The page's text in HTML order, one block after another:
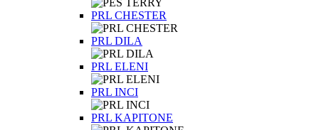
PRL CHESTER
PRL DILA
PRL ELENI
PRL INCI
PRL KAPITONE